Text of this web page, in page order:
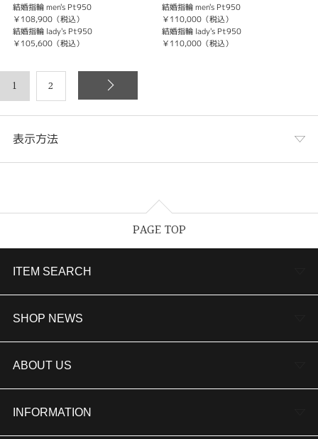
結婚指輪 men's Pt950
￥108,900（税込）
結婚指輪 lady's Pt950
￥105,600（税込）
結婚指輪 men's Pt950
￥110,000（税込）
結婚指輪 lady's Pt950
￥110,000（税込）
1 2
表示方法
PAGE TOP
ITEM SEARCH
婚約指輪
結婚指輪
セットリング
SHOP NEWS
TAKEUCHI BRIDAL金沢本店情報
商品一覧
ABOUT US
会社概要
INFORMATION